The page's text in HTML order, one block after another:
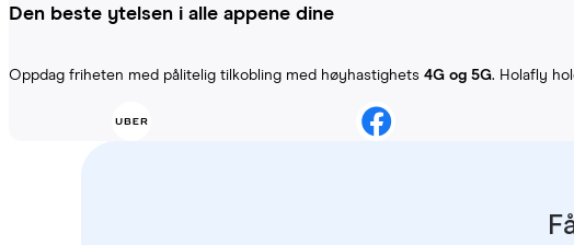
Den beste ytelsen i alle appene dine
Oppdag friheten med pålitelig tilkobling med høyhastighets 4G og 5G. Holafly